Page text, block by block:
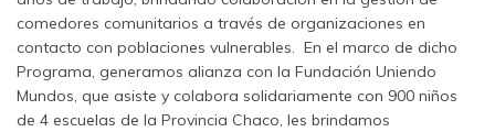
comedores comunitarios a través de organizaciones en
contacto con poblaciones vulnerables. En el marco de dicho
Programa, generamos alianza con la Fundación Uniendo
Mundos, que asiste y colabora solidariamente con 900 niños
de 4 escuelas de la Provincia Chaco, les brindamos